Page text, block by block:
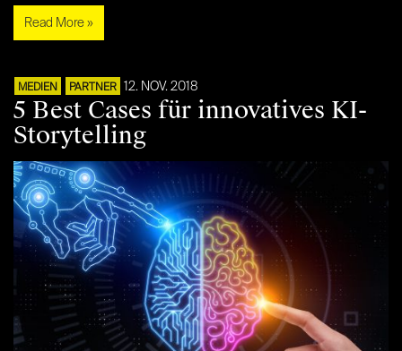
Read More »
MEDIEN PARTNER 12. NOV. 2018
5 Best Cases für innovatives KI-
Storytelling